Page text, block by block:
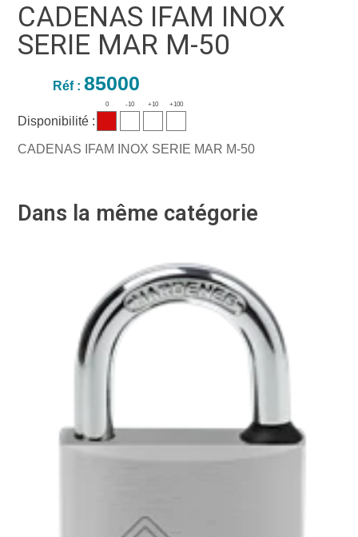
CADENAS IFAM INOX
SERIE MAR M-50
Réf :85000
Disponibilité :
0 -10 +10 +100
CADENAS IFAM INOX SERIE MAR M-50
Dans la même catégorie